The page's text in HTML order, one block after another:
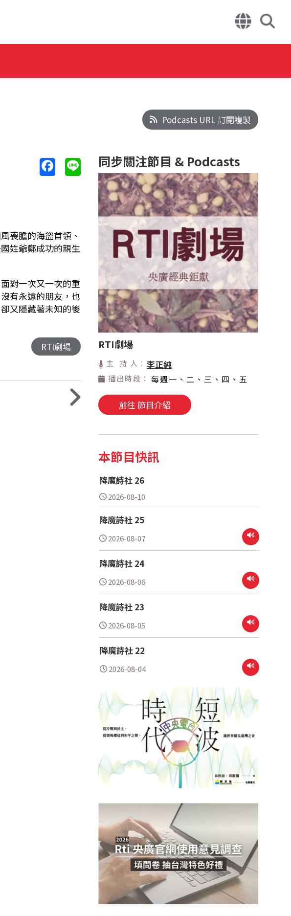
喪膽的海盜首領、
姓爺鄭成功的親生
對一次又一次的重
有永遠的朋友，也
又隱藏著未知的後
RTI劇場
Podcasts URL 訂閱複製
同步關注節目 & Podcasts
RTI劇場
主 持 人：李正純
播出時段： 每週一、二、三、四、五
前往 節目介紹
本節目快訊
降魔詩社 26
2026-08-10
降魔詩社 25
2026-08-07
降魔詩社 24
2026-08-06
降魔詩社 23
2026-08-05
降魔詩社 22
2026-08-04